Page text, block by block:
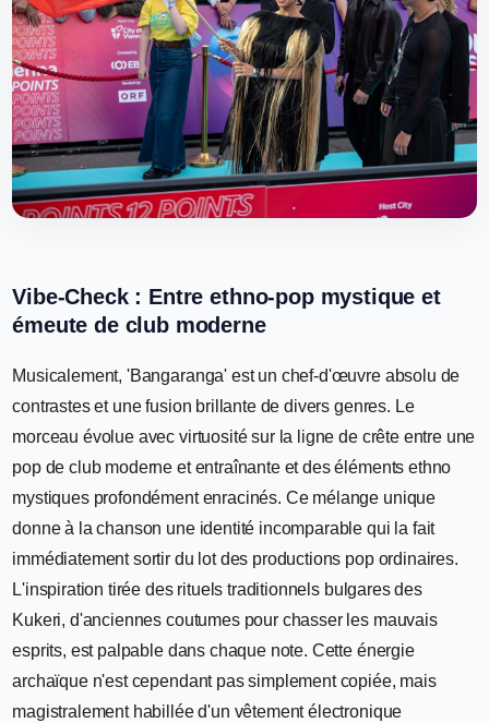
Vibe-Check : Entre ethno-pop mystique et
émeute de club moderne
Musicalement, 'Bangaranga' est un chef-d'œuvre absolu de
contrastes et une fusion brillante de divers genres. Le
morceau évolue avec virtuosité sur la ligne de crête entre une
pop de club moderne et entraînante et des éléments ethno
mystiques profondément enracinés. Ce mélange unique
donne à la chanson une identité incomparable qui la fait
immédiatement sortir du lot des productions pop ordinaires.
L'inspiration tirée des rituels traditionnels bulgares des
Kukeri, d'anciennes coutumes pour chasser les mauvais
esprits, est palpable dans chaque note. Cette énergie
archaïque n'est cependant pas simplement copiée, mais
magistralement habillée d'un vêtement électronique